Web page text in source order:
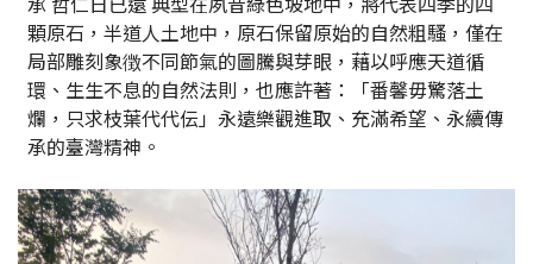
顆原石，半道人土地中，原石保留原始的自然粗騷，僅在
局部雕刻象徴不同節氣的圖騰與芽眼，藉以呼應天道循
環、生生不息的自然法則，也應許著：「番馨毋驚落土
爛，只求枝葉代代伝」永遠樂觀進取、充滿希望、永續傳
承的臺灣精神。